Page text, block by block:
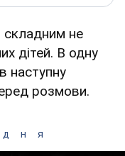
складним не
дітей. В одну
наступну
розмови.